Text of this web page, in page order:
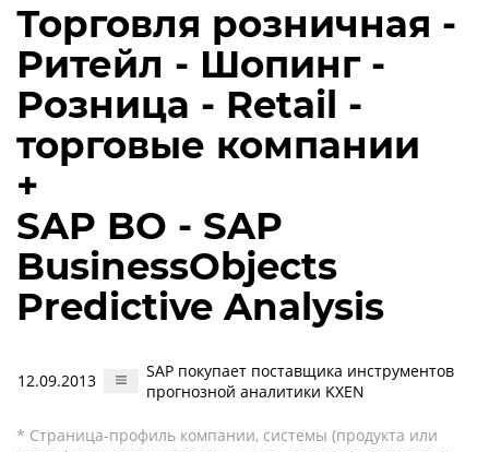
Торговля розничная -
Ритейл - Шопинг -
Розница - Retail -
торговые компании
+
SAP BO - SAP
BusinessObjects
Predictive Analysis
12.09.2013
SAP покупает поставщика инструментов
прогнозной аналитики KXEN
* Страница-профиль компании, системы (продукта или